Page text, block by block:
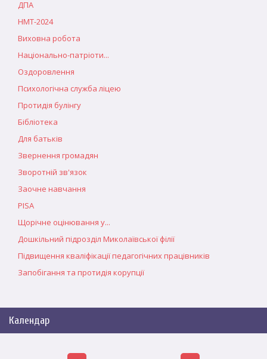
ДПА
НМТ-2024
Виховна робота
Національно-патріоти...
Оздоровлення
Психологічна служба ліцею
Протидія булінгу
Бібліотека
Для батьків
Звернення громадян
Зворотній зв'язок
Заочне навчання
PISA
Щорічне оцінювання у...
Дошкільний підрозділ Миколаївської філії
Підвищення кваліфікації педагогічних працівників
Запобігання та протидія корупції
Календар